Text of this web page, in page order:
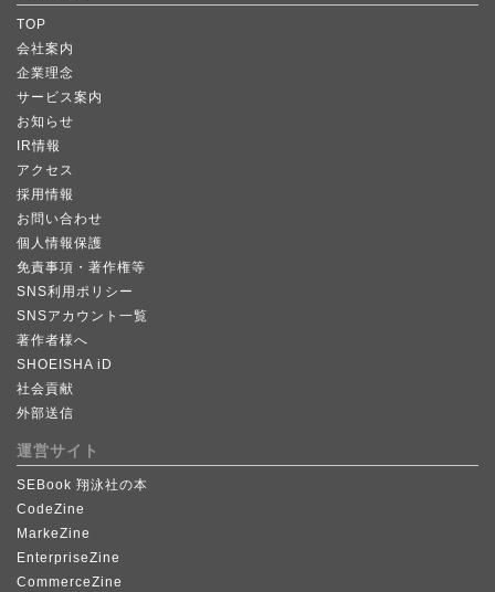
TOP
会社案内
企業理念
サービス案内
お知らせ
IR情報
アクセス
採用情報
お問い合わせ
個人情報保護
免責事項・著作権等
SNS利用ポリシー
SNSアカウント一覧
著作者様へ
SHOEISHA iD
社会貢献
外部送信
運営サイト
SEBook 翔泳社の本
CodeZine
MarkeZine
EnterpriseZine
CommerceZine